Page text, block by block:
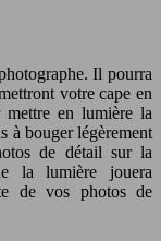
Il pourra
votre cape en
mettre en lumière la
à bouger légèrement
de détail sur la
la lumière jouera
de vos photos de